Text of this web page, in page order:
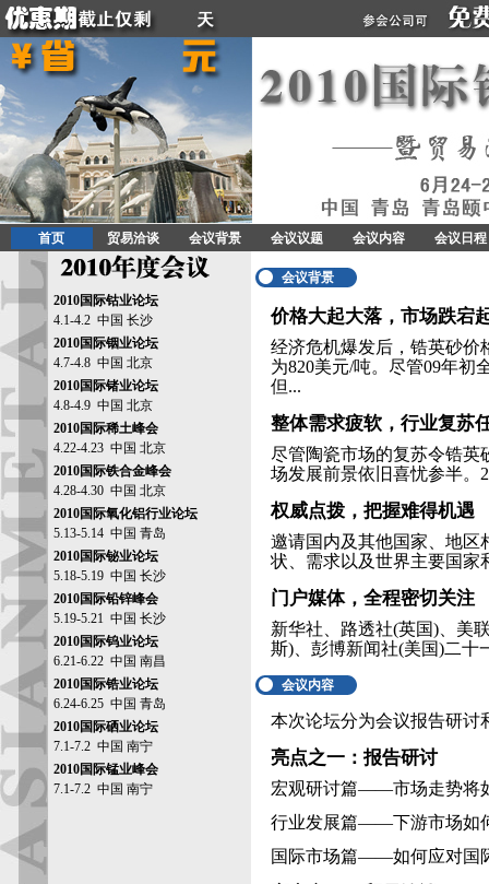
首页 贸易洽谈 会议背景 会议议题 会议内容 会议日程
2010国际钴业论坛
4.1-4.2 中国 长沙
2010国际铟业论坛
4.7-4.8 中国 北京
2010国际锗业论坛
4.8-4.9 中国 北京
2010国际稀土峰会
4.22-4.23 中国 北京
2010国际铁合金峰会
4.28-4.30 中国 北京
2010国际氧化铝行业论坛
5.13-5.14 中国 青岛
2010国际铋业论坛
5.18-5.19 中国 长沙
2010国际铅锌峰会
5.19-5.21 中国 长沙
2010国际钨业论坛
6.21-6.22 中国 南昌
2010国际锆业论坛
6.24-6.25 中国 青岛
2010国际硒业论坛
7.1-7.2 中国 南宁
2010国际锰业峰会
7.1-7.2 中国 南宁
会议背景
价格大起大落，市场跌宕
经济危机爆发后，锆英砂价
为820美元/吨。尽管09年初
但...
整体需求疲软，行业复苏
尽管陶瓷市场的复苏令锆英
场发展前景依旧喜忧参半。
权威点拨，把握难得机遇
邀请国内及其他国家、地区
状、需求以及世界主要国家
门户媒体，全程密切关注
新华社、路透社(英国)、美
斯)、彭博新闻社(美国)二十
会议内容
本次论坛分为会议报告研讨
亮点之一：报告研讨
宏观研讨篇——市场走势将
行业发展篇——下游市场如
国际市场篇——如何应对国